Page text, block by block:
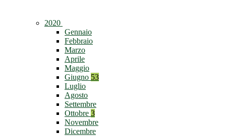
2020
Gennaio
Febbraio
Marzo
Aprile
Maggio
Giugno 53
Luglio
Agosto
Settembre
Ottobre 3
Novembre
Dicembre